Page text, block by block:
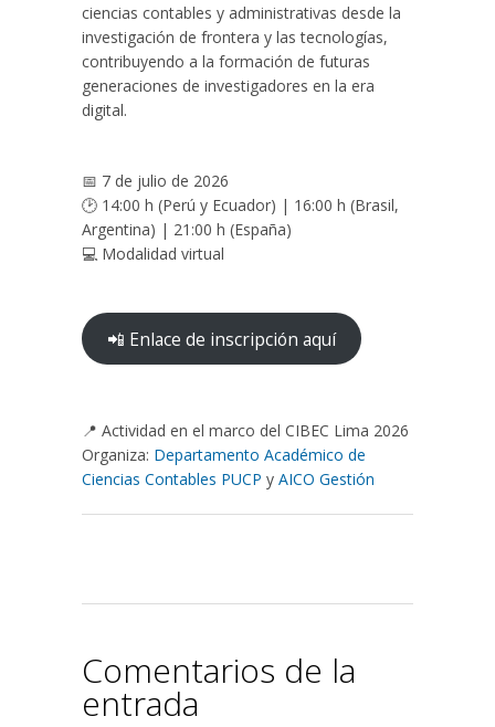
ciencias contables y administrativas desde la
investigación de frontera y las tecnologías,
contribuyendo a la formación de futuras
generaciones de investigadores en la era
digital.
📅 7 de julio de 2026
🕑 14:00 h (Perú y Ecuador) | 16:00 h (Brasil,
Argentina) | 21:00 h (España)
💻 Modalidad virtual
📲 Enlace de inscripción aquí
📍 Actividad en el marco del CIBEC Lima 2026
Organiza: Departamento Académico de
Ciencias Contables PUCP y AICO Gestión
Comentarios de la
entrada